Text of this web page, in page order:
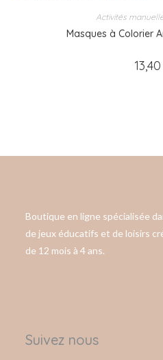
Activités
Masques à Colorier
13,40
Boutique en ligne spécialisée
de jeux éducatifs et de loisirs
de 12 mois à 4 ans.
Suivez nous